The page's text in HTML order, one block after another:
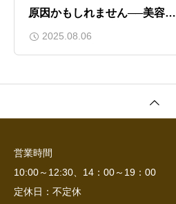
原因かもしれません──美容鍼
で本来の顔へ」
2025.08.06
営業時間
10:00～12:30、14：00～19：00
定休日：不定休